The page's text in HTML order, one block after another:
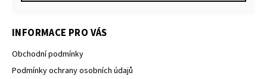
INFORMACE PRO VÁS
Obchodní podmínky
Podmínky ochrany osobních údajů